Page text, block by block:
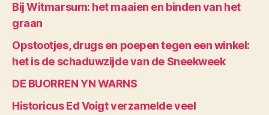
Bij Witmarsum: het maaien en binden van het
graan
Opstootjes, drugs en poepen tegen een winkel:
het is de schaduwzijde van de Sneekweek
DE BUORREN YN WARNS
Historicus Ed Voigt verzamelde veel